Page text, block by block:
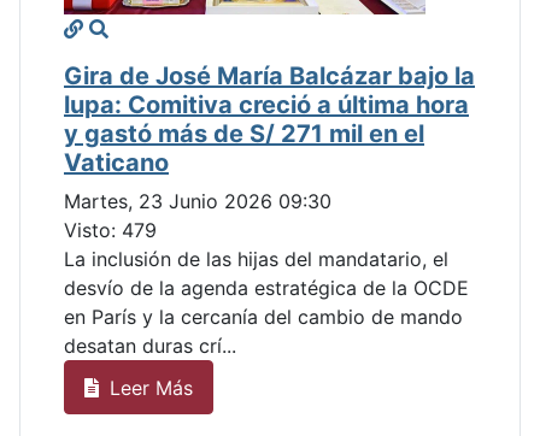
Gira de José María Balcázar bajo la
lupa: Comitiva creció a última hora
y gastó más de S/ 271 mil en el
Vaticano
Martes, 23 Junio 2026 09:30
Visto: 479
La inclusión de las hijas del mandatario, el
desvío de la agenda estratégica de la OCDE
en París y la cercanía del cambio de mando
desatan duras crí...
Leer Más